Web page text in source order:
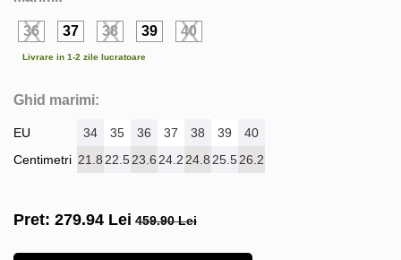
36 37 38 39 40
Livrare in 1-2 zile lucratoare
Ghid marimi:
EU
Centimetri
34 35 36 37 38 39
40
21.8 22.523.6 24.2 24.8 25.526.2
Pret: 279.94 Lei 459.90 Lei